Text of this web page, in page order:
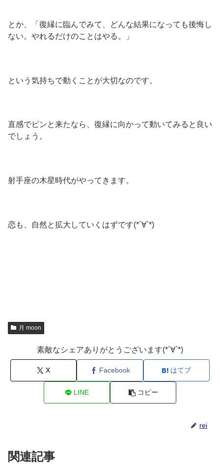
とか、「復縁に臨んでみて、どんな結果になっても後悔し
ない。やれるだけのことはやる。」
という気持ちで動くことが大切なのです。
直感でピンと来たなら、復縁に向かって動いてみると良い
でしょう。
射手座の木星時代がやってきます。
恋も、自然と拡大していくはずです(*´∀`*)
月 moon
素敵なシェアありがとうございます(*´∀`*)
X Facebook はてブ
LINE コピー
rei
関連記事